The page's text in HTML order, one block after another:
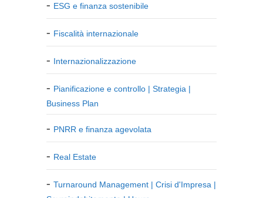
ESG e finanza sostenibile
Fiscalità internazionale
Internazionalizzazione
Pianificazione e controllo | Strategia |
Business Plan
PNRR e finanza agevolata
Real Estate
Turnaround Management | Crisi d'Impresa |